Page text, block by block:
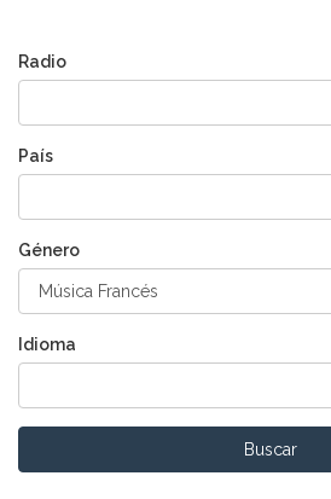
Radio
País
Género
Idioma
Buscar